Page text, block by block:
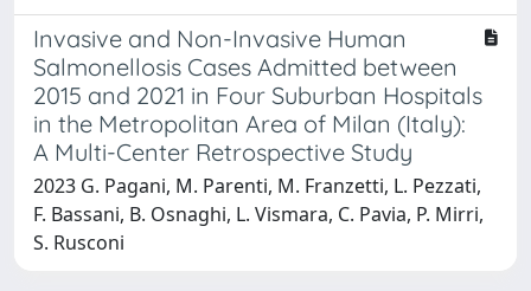
Invasive and Non-Invasive Human
Salmonellosis Cases Admitted between
2015 and 2021 in Four Suburban Hospitals
in the Metropolitan Area of Milan (Italy):
A Multi-Center Retrospective Study
2023 G. Pagani, M. Parenti, M. Franzetti, L. Pezzati,
F. Bassani, B. Osnaghi, L. Vismara, C. Pavia, P. Mirri,
S. Rusconi